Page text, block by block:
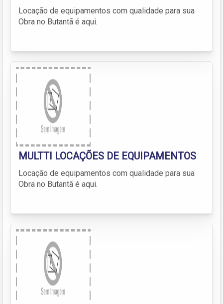
Locação de equipamentos com qualidade para sua
Obra no Butantã é aqui.
MULTTI LOCAÇÕES DE EQUIPAMENTOS
Locação de equipamentos com qualidade para sua
Obra no Butantã é aqui.